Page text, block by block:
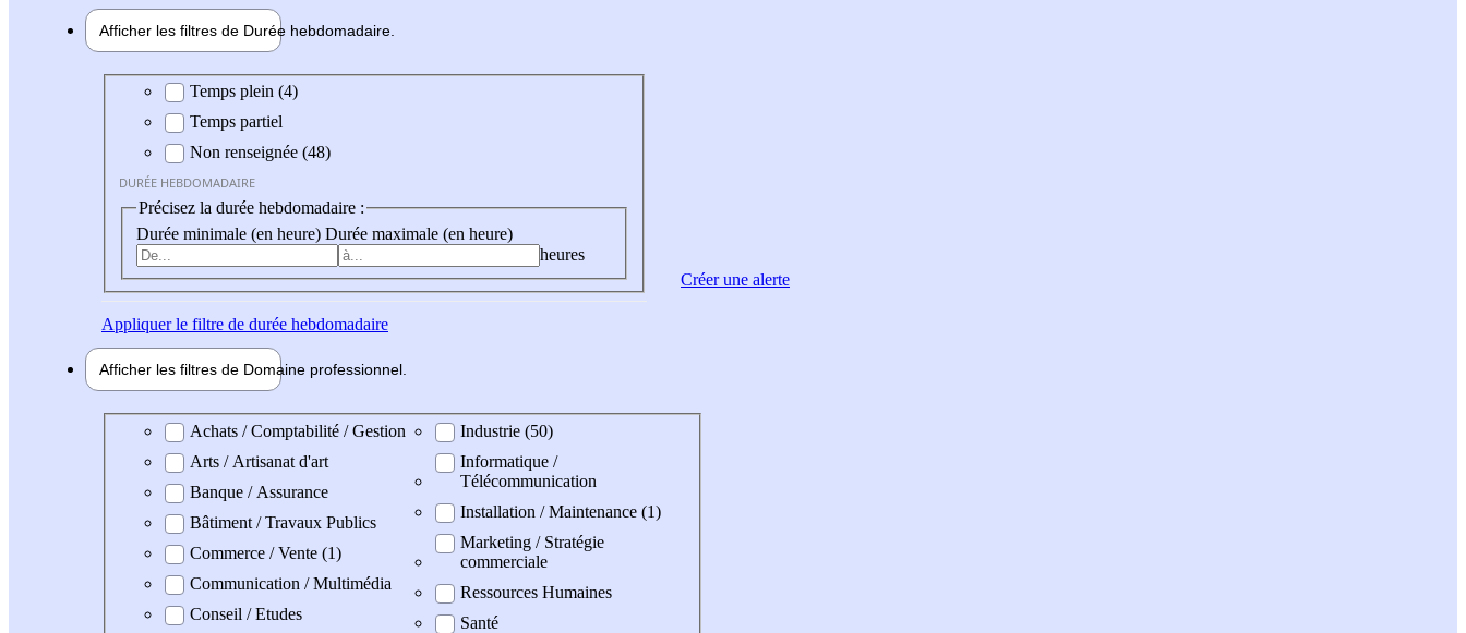
Afficher les filtres de Durée hebdomadaire
Durée hebdomadaire
Temps plein (4)
Temps partiel
Non renseignée (48)
DURÉE HEBDOMADAIRE
Précisez la durée hebdomadaire :
Durée minimale (en heure) Durée maximale (en heure)
heures
Appliquerle filtre de durée hebdomadaire
Afficher les filtres de Domaine professionnel
Domaine professionel
Achats / Comptabilité / Gestion
Arts / Artisanat d'art
Banque / Assurance
Bâtiment / Travaux Publics
Commerce / Vente (1)
Communication / Multimédia
Conseil / Etudes
Industrie (50)
Informatique /
Télécommunication
Installation / Maintenance (1)
Marketing / Stratégie
commerciale
Ressources Humaines
Santé
Créer une alerte